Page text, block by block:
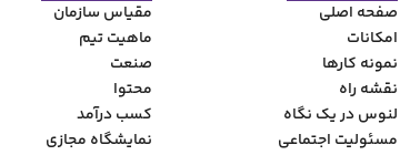
صفحه اصلی
امکانات
نمونه کارها
نقشه راه
لنوس در یک نگاه
مسئولیت اجتماعی
مقیاس سازمان
ماهیت تیم
صنعت
محتوا
کسب درآمد
نمایشگاه مجازی